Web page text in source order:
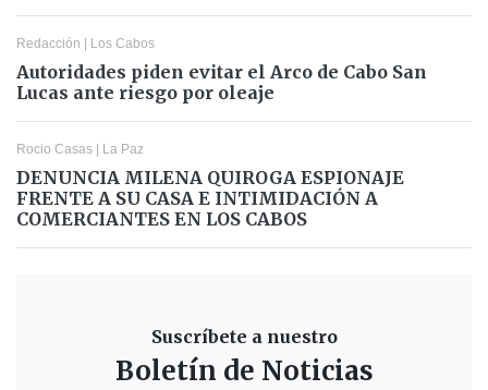
Redacción Los Cabos
Autoridades piden evitar el Arco de Cabo San
Lucas ante riesgo por oleaje
Rocio Casas La Paz
DENUNCIA MILENA QUIROGA ESPIONAJE
FRENTE A SU CASA E INTIMIDACIÓN A
COMERCIANTES EN LOS CABOS
Suscríbete a nuestro
Boletín de Noticias